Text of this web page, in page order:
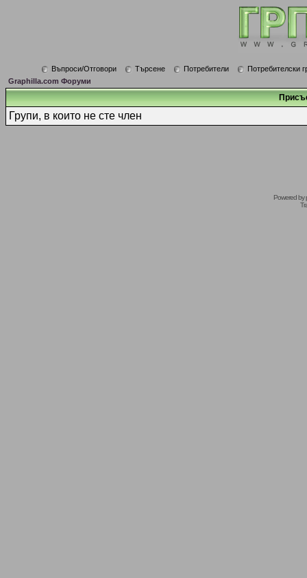
Въпроси/Отговори Търсене Потребители
Потребителски
Graphilla.com Форуми
Групи, в които не сте член
Powered by